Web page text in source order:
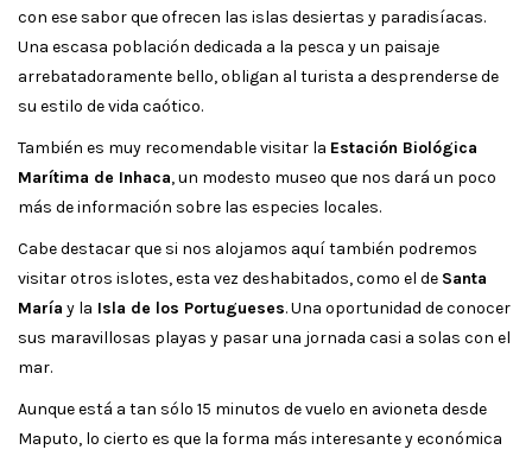
con ese sabor que ofrecen las islas desiertas y paradisíacas.
Una escasa población dedicada a la pesca y un paisaje
arrebatadoramente bello, obligan al turista a desprenderse de
su estilo de vida caótico.
También es muy recomendable visitar la Estación Biológica
Marítima de Inhaca, un modesto museo que nos dará un poco
más de información sobre las especies locales.
Cabe destacar que si nos alojamos aquí también podremos
visitar otros islotes, esta vez deshabitados, como el de Santa
María y la Isla de los Portugueses. Una oportunidad de conocer
sus maravillosas playas y pasar una jornada casi a solas con el
mar.
Aunque está a tan sólo 15 minutos de vuelo en avioneta desde
Maputo, lo cierto es que la forma más interesante y económica